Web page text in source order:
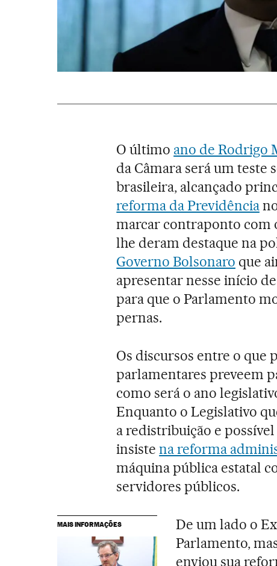
O último ano de Rodrigo
da Câmara será um teste
brasileira, alcançado
reforma da Previdência
marcar contraponto com
lhe deram destaque na
Governo Bolsonaro que
apresentar nesse início
para que o Parlamento
pernas.
Os discursos entre o que
parlamentares preveem
como será o ano
Enquanto o Legislativo
a redistribuição e
insistena reforma
máquina pública estatal
servidores públicos.
MAIS INFORMAÇÕES
De um lado o
Parlamento,
enviou sua